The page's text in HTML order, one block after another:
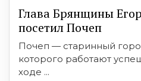
Глава Брянщины
посетил Почеп
Почеп — старинный
которого работают
ходе ...